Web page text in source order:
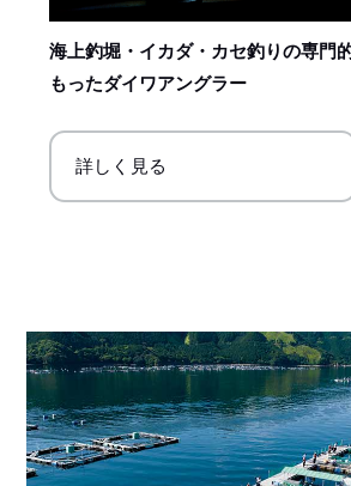
海上釣堀・イカダ・カセ釣りの専門
もったダイワアングラー
詳しく見る